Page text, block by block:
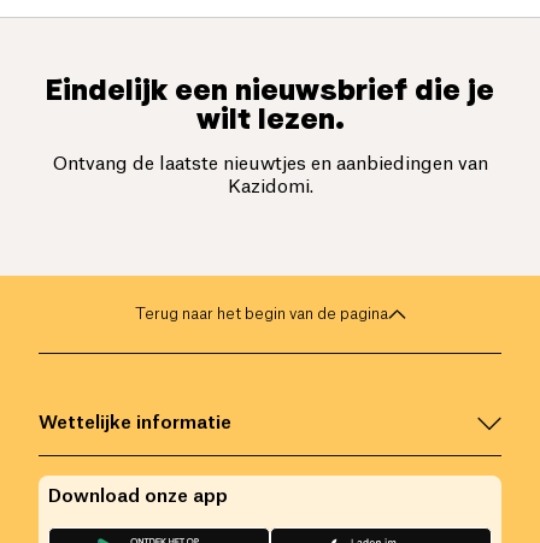
Eindelijk een nieuwsbrief die je
wilt lezen.
Ontvang de laatste nieuwtjes en aanbiedingen van
Kazidomi.
Terug naar het begin van de pagina
Wettelijke informatie
Download onze app